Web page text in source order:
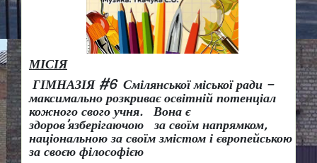
МІСІЯ
ГІМНАЗІЯ #6 Смілянської міської ради –
максимально розкриває освітній потенціал
кожного свого учня.
Вона є
здоров’язберігаючою за своїм напрямком,
національною за своїм змістом і європейською
за своєю філософією